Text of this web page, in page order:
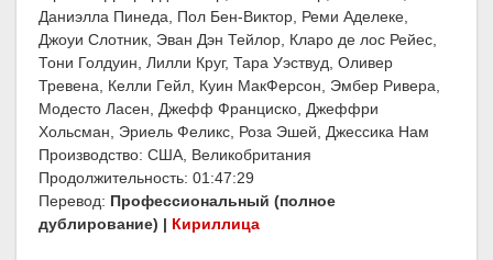
Даниэлла Пинеда, Пол Бен-Виктор, Реми Аделеке,
Джоуи Слотник, Эван Дэн Тейлор, Кларо де лос Рейес,
Тони Голдуин, Лилли Круг, Тара Уэствуд, Оливер
Тревена, Келли Гейл, Куин МакФерсон, Эмбер Ривера,
Модесто Ласен, Джефф Франциско, Джеффри
Хольсман, Эриель Феликс, Роза Эшей, Джессика Нам
Производство: США, Великобритания
Продолжительность: 01:47:29
Перевод: Профессиональный (полное
дублирование) | Кириллица